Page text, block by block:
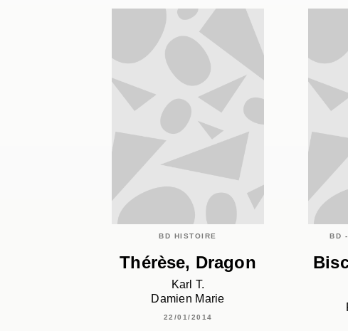
BD HISTOIRE
Thérèse, Dragon
Karl T.
Damien Marie
22/01/2014
BD